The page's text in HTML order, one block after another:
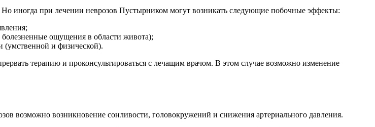
иногда при лечении неврозов Пустырником могут возникать следующие побочные эффекты:
ощущения в области живота);
(умственной и физической).
терапию и проконсультироваться с лечащим врачом. В этом случае возможно изменение
возможно возникновение сонливости, головокружений и снижения артериального давления.